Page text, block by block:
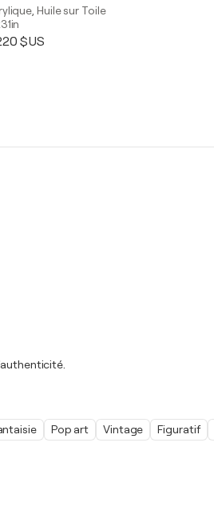
Huile sur Toile
$US
Pop art Vintage Figuratif